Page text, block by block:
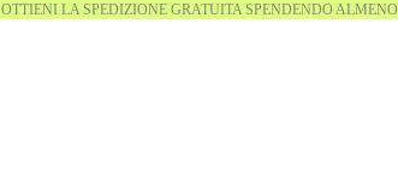
OTTIENI LA SPEDIZIONE GRATUITA SPENDENDO ALMENO